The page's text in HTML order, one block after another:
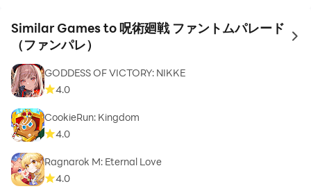
Similar Games to 呪術廻戦 ファントムパレード
（ファンパレ）
to
GODDESS OF VICTORY: NIKKE
4.0
CookieRun: Kingdom
4.0
Ragnarok M: Eternal Love
4.0